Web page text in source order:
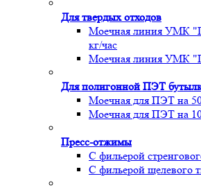
Для твердых отходов
Моечная линия УМК
кг/час
Моечная линия УМК
Для полигонной ПЭТ
Моечная для ПЭТ на
Моечная для ПЭТ на
Пресс-отжимы
С фильерой
С фильерой щелевого